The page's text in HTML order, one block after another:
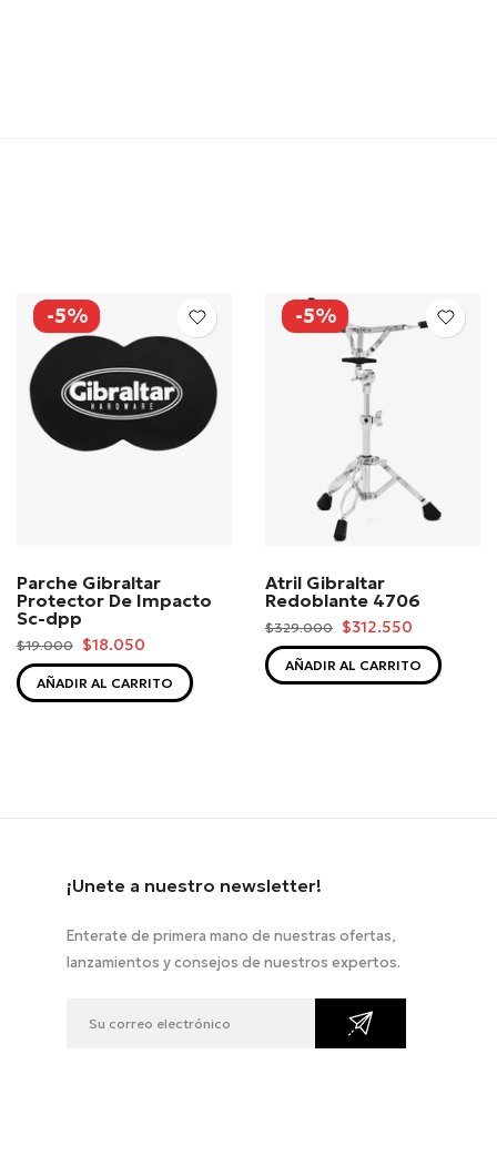
-5%
Parche Gibraltar
Protector De Impacto
Sc-dpp
$19.000 $18.050
AÑADIR AL CARRITO
-5%
Atril Gibraltar
Redoblante 4706
$329.000 $312.550
AÑADIR AL CARRITO
¡Unete a nuestro newsletter!
Enterate de primera mano de nuestras ofertas,
lanzamientos y consejos de nuestros expertos.